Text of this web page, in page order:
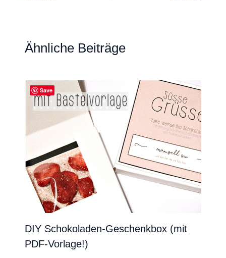
Ähnliche Beiträge
DIY Schokoladen-Geschenkbox (mit
PDF-Vorlage!)
Save